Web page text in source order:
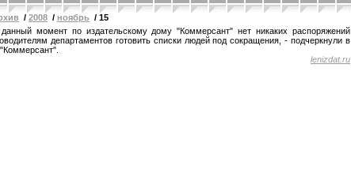
/ 2008 / ноябрь / 15
момент по издательскому дому "Коммерсант" нет никаких распоряжений
департаментов готовить списки людей под сокращения, - подчеркнули в
lenizdat.ru